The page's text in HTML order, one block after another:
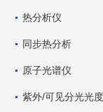
热分析仪
同步热分析
原子光谱仪
紫外/可见分光光